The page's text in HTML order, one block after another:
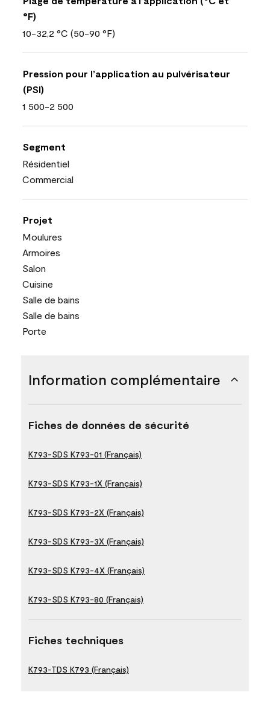
°F)
10-32,2 °C (50-90 °F)
Pression pour l’application au pulvérisateur
(PSI)
1 500-2 500
Segment
Résidentiel
Commercial
Projet
Moulures
Armoires
Salon
Cuisine
Salle de bains
Salle de bains
Porte
Information complémentaire
Fiches de données de sécurité
K793-SDS K793-01 (Français)
K793-SDS K793-1X (Français)
K793-SDS K793-2X (Français)
K793-SDS K793-3X (Français)
K793-SDS K793-4X (Français)
K793-SDS K793-80 (Français)
Fiches techniques
K793-TDS K793 (Français)